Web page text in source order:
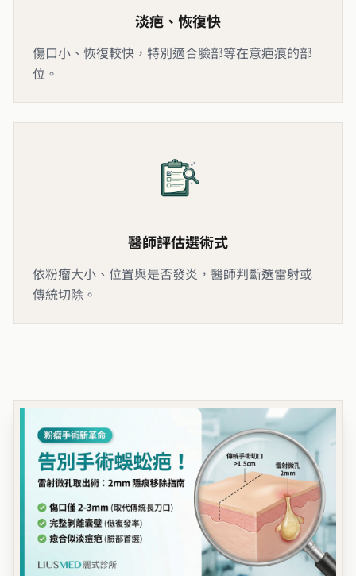
淡疤、恢復快
傷口小、恢復較快，特別適合臉部等在意疤痕的部
位。
醫師評估選術式
依粉瘤大小、位置與是否發炎，醫師判斷選雷射或
傳統切除。